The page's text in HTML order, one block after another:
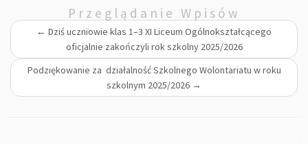
Przeglądanie Wpisów
← Dziś uczniowie klas 1–3 XI Liceum Ogólnokształcącego
oficjalnie zakończyli rok szkolny 2025/2026
Podziękowanie za działalność Szkolnego Wolontariatu w roku
szkolnym 2025/2026 →